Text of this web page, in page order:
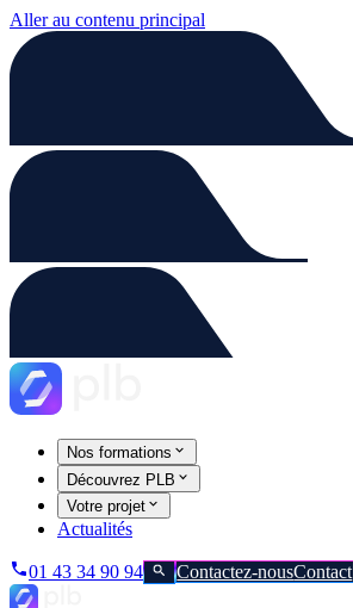
Aller au contenu principal
Nos formations
Découvrez PLB
Votre projet
Actualités
01 43 34 90 94 Contactez-nousContact